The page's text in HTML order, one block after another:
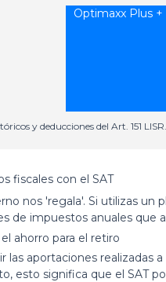
Optimaxx Plus
y deducciones del Art. 151 LISR.
fiscales con el SAT
nos 'regala'. Si utilizas un
impuestos anuales que
ahorro para el retiro
aportaciones realizadas
esto significa que el SAT